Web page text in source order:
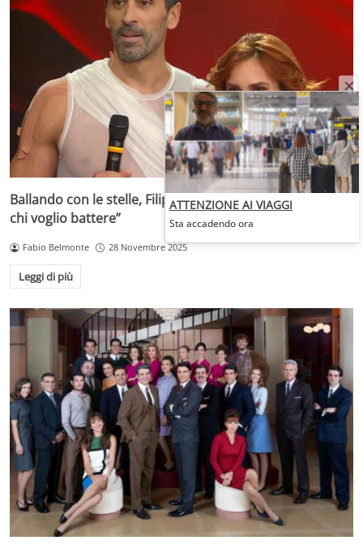
Ballando con le stelle, Filippo Magnini agguerrito: “Ecco
chi voglio battere”
Fabio Belmonte 28 Novembre 2025
Leggi di più
ATTENZIONE AI VIAGGI
Sta accadendo ora